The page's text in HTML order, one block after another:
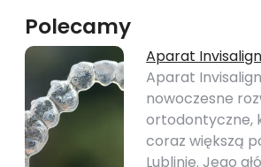
Polecamy
Aparat
Aparat
nowoczesne
ortodontyczne,
coraz większą
Lublinie. Jego